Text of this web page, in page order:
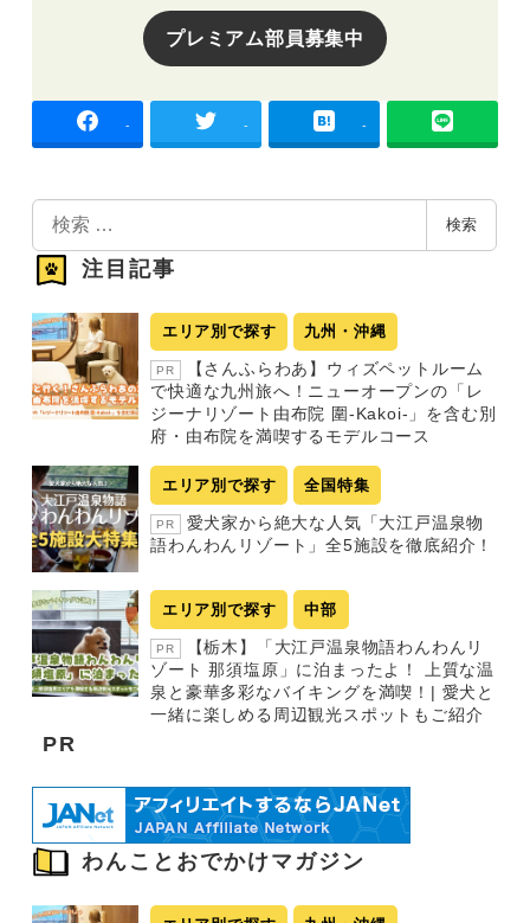
プレミアム部員募集中
- - -
検
索
検索
注目記事
エリア別で探す 九州・沖縄
PR
【さんふらわあ】ウィズペットルーム
で快適な九州旅へ！ニューオープンの「レ
ジーナリゾート由布院 圍-Kakoi-」を含む別
府・由布院を満喫するモデルコース
エリア別で探す 全国特集
PR
愛犬家から絶大な人気「大江戸温泉物
語わんわんリゾート」全5施設を徹底紹介！
エリア別で探す 中部
PR
【栃木】「大江戸温泉物語わんわんリ
ゾート 那須塩原」に泊まったよ！ 上質な温
泉と豪華多彩なバイキングを満喫！| 愛犬と
一緒に楽しめる周辺観光スポットもご紹介
PR
わんことおでかけマガジン